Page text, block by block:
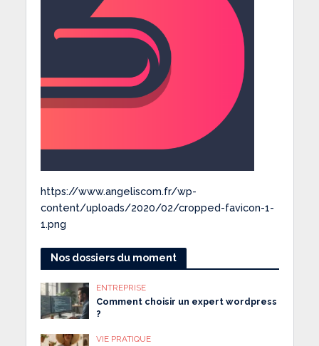
https://www.angeliscom.fr/wp-
content/uploads/2020/02/cropped-favicon-1-
1.png
Nos dossiers du moment
ENTREPRISE
Comment choisir un expert wordpress
?
VIE PRATIQUE